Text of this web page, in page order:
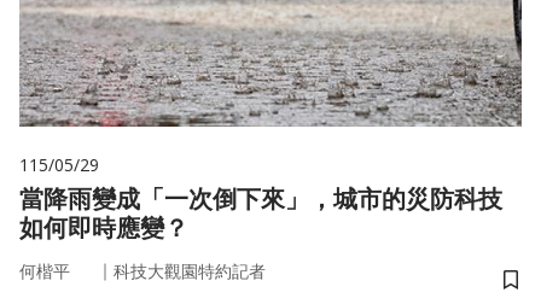
115/05/29
當降雨變成「一次倒下來」，城市的災防科技
如何即時應變？
何楷平 ｜ 科技大觀園特約記者
儲